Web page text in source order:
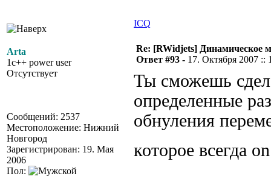
ICQ
Arta
1c++ power user
Отсутствует
Сообщений: 2537
Местоположение: Нижний
Новгород
Зарегистрирован: 19. Мая
2006
Пол:
Re: [RWidjets] Динамическое
Ответ #93 - 17. Октября 2007 ::
Ты сможешь
определенные
обнуления
которое всегда